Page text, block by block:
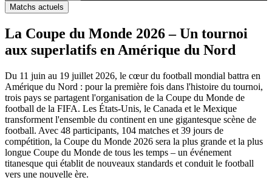
Matchs actuels
La Coupe du Monde 2026 – Un tournoi
aux superlatifs en Amérique du Nord
Du 11 juin au 19 juillet 2026, le cœur du football mondial battra en
Amérique du Nord : pour la première fois dans l'histoire du tournoi,
trois pays se partagent l'organisation de la Coupe du Monde de
football de la FIFA. Les États-Unis, le Canada et le Mexique
transforment l'ensemble du continent en une gigantesque scène de
football. Avec 48 participants, 104 matches et 39 jours de
compétition, la Coupe du Monde 2026 sera la plus grande et la plus
longue Coupe du Monde de tous les temps – un événement
titanesque qui établit de nouveaux standards et conduit le football
vers une nouvelle ère.